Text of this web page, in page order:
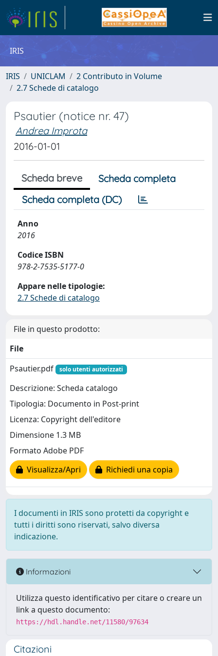
IRIS
IRIS UNICLAM
2 Contributo in Volume
2.7 Schede di catalogo
Psautier (notice nr. 47)
Andrea Improta
2016-01-01
Scheda breve
Scheda completa
Scheda completa (DC)
Anno
2016
Codice ISBN
978-2-7535-5177-0
Appare nelle tipologie:
2.7 Schede di catalogo
File in questo prodotto:
File
Psautier.pdf
solo utenti autorizzati
Descrizione: Scheda catalogo
Tipologia: Documento in Post-print
Licenza: Copyright dell'editore
Dimensione 1.3 MB
Formato Adobe PDF
Visualizza/Apri
Richiedi una copia
I documenti in IRIS sono protetti da copyright e
tutti i diritti sono riservati, salvo diversa
indicazione.
Informazioni
Utilizza questo identificativo per citare o creare un
link a questo documento:
https://hdl.handle.net/11580/97634
Citazioni